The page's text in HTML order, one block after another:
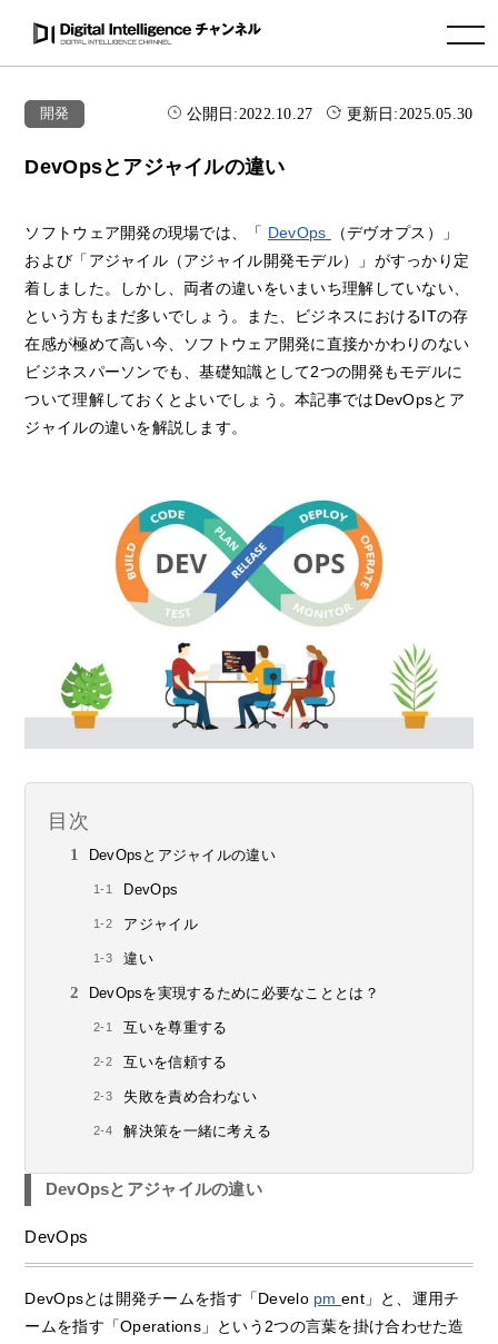
toggle navigation
開発 公開日:2022.10.27 更新日:2025.05.30
DevOpsとアジャイルの違い
ソフトウェア開発の現場では、「 DevOps
（デヴオプス）」
および「アジャイル（アジャイル開発モデル）」がすっかり定
着しました。しかし、両者の違いをいまいち理解していない、
という方もまだ多いでしょう。また、ビジネスにおけるITの存
在感が極めて高い今、ソフトウェア開発に直接かかわりのない
ビジネスパーソンでも、基礎知識として2つの開発もモデルに
ついて理解しておくとよいでしょう。本記事ではDevOpsとア
ジャイルの違いを解説します。
目次
DevOpsとアジャイルの違い
DevOps
アジャイル
違い
DevOpsを実現するために必要なこととは？
互いを尊重する
互いを信頼する
失敗を責め合わない
解決策を一緒に考える
DevOpsとアジャイルの違い
DevOps
DevOpsとは開発チームを指す「Develo pm ent」と、運用チ
ームを指す「Operations」という2つの言葉を掛け合わせた造